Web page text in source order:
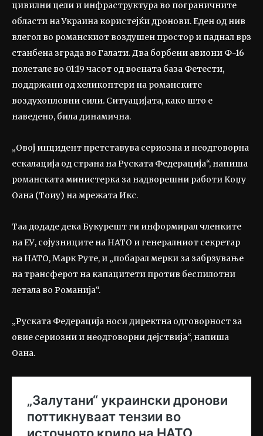
цивилни цели и инфраструктура во пограничните
области на Украина користејќи дронови. Еден од нив
влегол во романскиот воздушен простор и паднал врз
станбена зграда во Галати. Два борбени авиони Ф-16
полетале во 01:19 часот од воената база Фетести,
поддржани од хеликоптери на романските
воздухопловни сили. Ситуацијата, како што е
наведено, била динамична.
„Овој инцидент претставува сериозна и неодговорна
ескалација од страна на Руската Федерација“, напиша
романската министерка за надворешни работи Коџу
Оана (Тоиу) на мрежата Икс.
Таа додаде дека Букурешт ги информирал членките
на ЕУ, сојузниците на НАТО и генералниот секретар
на НАТО, Марк Руте, и „побарал мерки за забрзување
на трансферот на капацитети против беспилотни
летала во Романија“.
„Руската Федерација носи директна одговорност за
овие сериозни и неодговорни дејствија“, напиша
Оана.